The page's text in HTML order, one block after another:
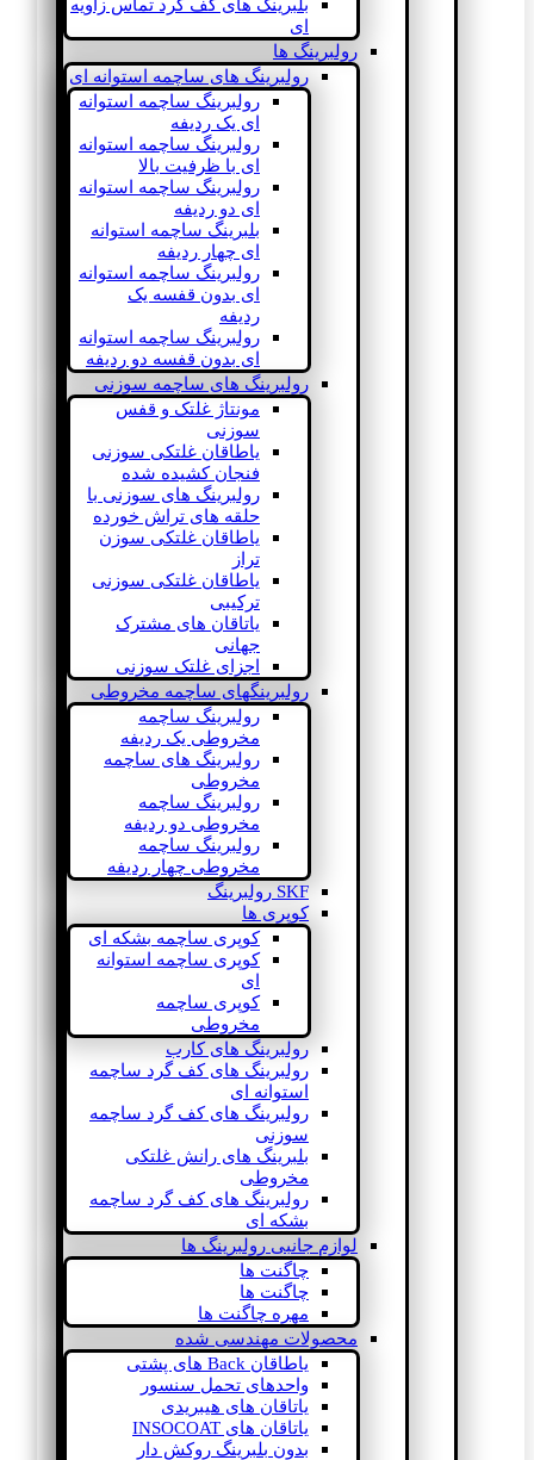
بلبرینگ های کف گرد تماس زاویه
ای
رولبرینگ ها
رولبرینگ های ساچمه استوانه ای
رولبرینگ ساچمه استوانه
ای یک ردیفه
رولبرینگ ساچمه استوانه
ای با ظرفیت بالا
رولبرینگ ساچمه استوانه
ای دو ردیفه
بلبرینگ ساچمه استوانه
ای چهار ردیفه
رولبرینگ ساچمه استوانه
ای بدون قفسه یک
ردیفه
رولبرینگ ساچمه استوانه
ای بدون قفسه دو ردیفه
رولبرینگ های ساچمه سوزنی
مونتاژ غلتک و قفس
سوزنی
یاطاقان غلتکی سوزنی
فنجان کشیده شده
رولبرینگ های سوزنی با
حلقه های تراش خورده
یاطاقان غلتکی سوزن
تراز
یاطاقان غلتکی سوزنی
ترکیبی
یاتاقان های مشترک
جهانی
اجزای غلتک سوزنی
رولبرینگهای ساچمه مخروطی
رولبرینگ ساچمه
مخروطی یک ردیفه
رولبرینگ های ساچمه
مخروطی
رولبرینگ ساچمه
مخروطی دو ردیفه
رولبرینگ ساچمه
مخروطی چهار ردیفه
SKF رولبرینگ
کوپری ها
کوپری ساچمه بشکه ای
کوپری ساچمه استوانه
ای
کوپری ساچمه
مخروطی
رولبرینگ های کارب
رولبرینگ های کف گرد ساچمه
استوانه ای
رولبرینگ های کف گرد ساچمه
سوزنی
بلبرینگ های رانش غلتکی
مخروطی
رولبرینگ های کف گرد ساچمه
بشکه ای
لوازم جانبی رولبرینگ ها
چاگنت ها
چاگنت ها
مهره چاگنت ها
محصولات مهندسی شده
یاطاقان Back های پشتی
واحدهای تحمل سنسور
یاتاقان های هیبریدی
یاتاقان های INSOCOAT
بدون بلبرینگ روکش دار